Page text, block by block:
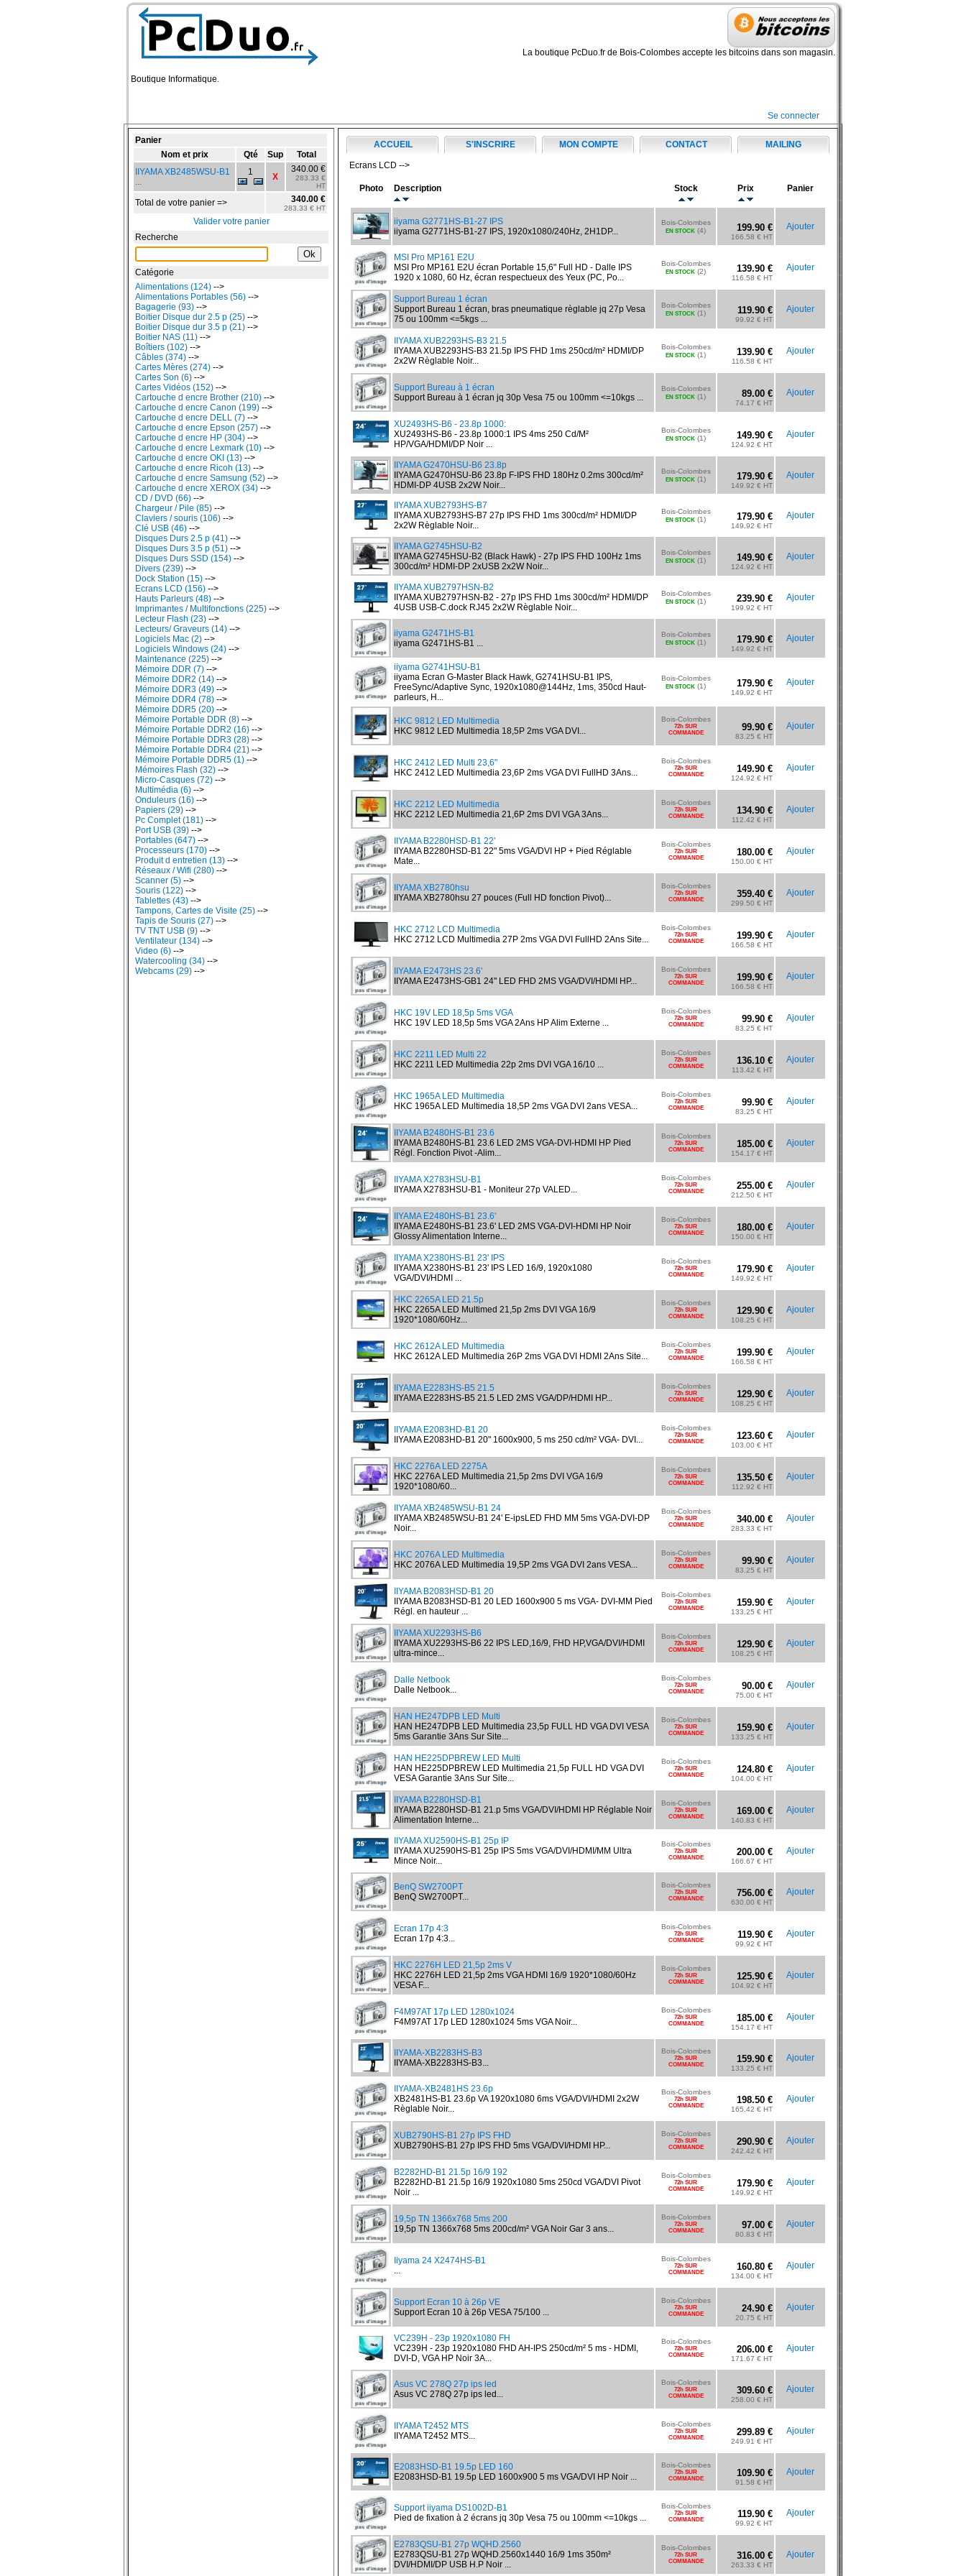
Boutique Informatique.
La boutique PcDuo.fr de Bois-Colombes accepte les bitcoins dans son magasin.
Se connecter
Panier
Nom et prix
Qté Sup
Total
IIYAMA XB2485WSU-B1
...
1 X
340.00 €
283.33 €
HT
Total de votre panier => 340.00 €
283.33 € HT
Valider votre panier
Recherche
Catégorie
Alimentations (124) -->
Alimentations Portables (56) -->
Bagagerie (93) -->
Boitier Disque dur 2.5 p (25) -->
Boitier Disque dur 3.5 p (21) -->
Boitier NAS (11) -->
Boîtiers (102) -->
Câbles (374) -->
Cartes Mères (274) -->
Cartes Son (6) -->
Cartes Vidéos (152) -->
Cartouche d encre Brother (210) -->
Cartouche d encre Canon (199) -->
Cartouche d encre DELL (7) -->
Cartouche d encre Epson (257) -->
Cartouche d encre HP (304) -->
Cartouche d encre Lexmark (10) -->
Cartouche d encre OKI (13) -->
Cartouche d encre Ricoh (13) -->
Cartouche d encre Samsung (52) -->
Cartouche d encre XEROX (34) -->
CD / DVD (66) -->
Chargeur / Pile (85) -->
Claviers / souris (106) -->
Clé USB (46) -->
Disques Durs 2.5 p (41) -->
Disques Durs 3.5 p (51) -->
Disques Durs SSD (154) -->
Divers (239) -->
Dock Station (15) -->
Ecrans LCD (156) -->
Hauts Parleurs (48) -->
Imprimantes / Multifonctions (225) -->
Lecteur Flash (23) -->
Lecteurs/ Graveurs (14) -->
Logiciels Mac (2) -->
Logiciels Windows (24) -->
Maintenance (225) -->
Mémoire DDR (7) -->
Mémoire DDR2 (14) -->
Mémoire DDR3 (49) -->
Mémoire DDR4 (78) -->
Mémoire DDR5 (20) -->
Mémoire Portable DDR (8) -->
Mémoire Portable DDR2 (16) -->
Mémoire Portable DDR3 (28) -->
Mémoire Portable DDR4 (21) -->
Mémoire Portable DDR5 (1) -->
Mémoires Flash (32) -->
Micro-Casques (72) -->
Multimédia (6) -->
Onduleurs (16) -->
Papiers (29) -->
Pc Complet (181) -->
Port USB (39) -->
Portables (647) -->
Processeurs (170) -->
Produit d entretien (13) -->
Réseaux / Wifi (280) -->
Scanner (5) -->
Souris (122) -->
Tablettes (43) -->
Tampons, Cartes de Visite (25) -->
Tapis de Souris (27) -->
TV TNT USB (9) -->
Ventilateur (134) -->
Video (6) -->
Watercooling (34) -->
Webcams (29) -->
ACCUEIL S'INSCRIRE MON COMPTE CONTACT MAILING
Ecrans LCD -->
Photo Description Stock Prix Panier
iiyama G2771HS-B1-27 IPS
iiyama G2771HS-B1-27 IPS, 1920x1080/240Hz, 2H1DP...
Bois-Colombes
EN STOCK (4) 199.90 €
166.58 € HT
Ajouter
MSI Pro MP161 E2U
MSI Pro MP161 E2U écran Portable 15,6" Full HD - Dalle IPS
1920 x 1080, 60 Hz, écran respectueux des Yeux (PC, Po...
Bois-Colombes
EN STOCK (2) 139.90 €
116.58 € HT
Ajouter
Support Bureau 1 écran
Support Bureau 1 écran, bras pneumatique règlable jq 27p Vesa
75 ou 100mm <=5kgs ...
Bois-Colombes
EN STOCK (1) 119.90 €
99.92 € HT
Ajouter
IIYAMA XUB2293HS-B3 21.5
IIYAMA XUB2293HS-B3 21.5p IPS FHD 1ms 250cd/m² HDMI/DP
2x2W Règlable Noir...
Bois-Colombes
EN STOCK (1) 139.90 €
116.58 € HT
Ajouter
Support Bureau à 1 écran
Support Bureau à 1 écran jq 30p Vesa 75 ou 100mm <=10kgs ...
Bois-Colombes
EN STOCK (1) 89.00 €
74.17 € HT
Ajouter
XU2493HS-B6 - 23.8p 1000:
XU2493HS-B6 - 23.8p 1000:1 IPS 4ms 250 Cd/M²
HP/VGA/HDMI/DP Noir ...
Bois-Colombes
EN STOCK (1) 149.90 €
124.92 € HT
Ajouter
IIYAMA G2470HSU-B6 23.8p
IIYAMA G2470HSU-B6 23.8p F-IPS FHD 180Hz 0.2ms 300cd/m²
HDMI-DP 4USB 2x2W Noir...
Bois-Colombes
EN STOCK (1) 179.90 €
149.92 € HT
Ajouter
IIYAMA XUB2793HS-B7
IIYAMA XUB2793HS-B7 27p IPS FHD 1ms 300cd/m² HDMI/DP
2x2W Règlable Noir...
Bois-Colombes
EN STOCK (1) 179.90 €
149.92 € HT
Ajouter
IIYAMA G2745HSU-B2
IIYAMA G2745HSU-B2 (Black Hawk) - 27p IPS FHD 100Hz 1ms
300cd/m² HDMI-DP 2xUSB 2x2W Noir...
Bois-Colombes
EN STOCK (1) 149.90 €
124.92 € HT
Ajouter
IIYAMA XUB2797HSN-B2
IIYAMA XUB2797HSN-B2 - 27p IPS FHD 1ms 300cd/m² HDMI/DP
4USB USB-C.dock RJ45 2x2W Règlable Noir...
Bois-Colombes
EN STOCK (1) 239.90 €
199.92 € HT
Ajouter
iiyama G2471HS-B1
iiyama G2471HS-B1 ...
Bois-Colombes
EN STOCK (1) 179.90 €
149.92 € HT
Ajouter
iiyama G2741HSU-B1
iiyama Ecran G-Master Black Hawk, G2741HSU-B1 IPS,
FreeSync/Adaptive Sync, 1920x1080@144Hz, 1ms, 350cd Haut-
parleurs, H...
Bois-Colombes
EN STOCK (1) 179.90 €
149.92 € HT
Ajouter
HKC 9812 LED Multimedia
HKC 9812 LED Multimedia 18,5P 2ms VGA DVI...
Bois-Colombes
72h SUR
COMMANDE
99.90 €
83.25 € HT
Ajouter
HKC 2412 LED Multi 23,6"
HKC 2412 LED Multimedia 23,6P 2ms VGA DVI FullHD 3Ans...
Bois-Colombes
72h SUR
COMMANDE
149.90 €
124.92 € HT
Ajouter
HKC 2212 LED Multimedia
HKC 2212 LED Multimedia 21,6P 2ms DVI VGA 3Ans...
Bois-Colombes
72h SUR
COMMANDE
134.90 €
112.42 € HT
Ajouter
IIYAMA B2280HSD-B1 22'
IIYAMA B2280HSD-B1 22" 5ms VGA/DVI HP + Pied Réglable
Mate...
Bois-Colombes
72h SUR
COMMANDE
180.00 €
150.00 € HT
Ajouter
IIYAMA XB2780hsu
IIYAMA XB2780hsu 27 pouces (Full HD fonction Pivot)...
Bois-Colombes
72h SUR
COMMANDE
359.40 €
299.50 € HT
Ajouter
HKC 2712 LCD Multimedia
HKC 2712 LCD Multimedia 27P 2ms VGA DVI FullHD 2Ans Site...
Bois-Colombes
72h SUR
COMMANDE
199.90 €
166.58 € HT
Ajouter
IIYAMA E2473HS 23.6'
IIYAMA E2473HS-GB1 24" LED FHD 2MS VGA/DVI/HDMI HP...
Bois-Colombes
72h SUR
COMMANDE
199.90 €
166.58 € HT
Ajouter
HKC 19V LED 18,5p 5ms VGA
HKC 19V LED 18,5p 5ms VGA 2Ans HP Alim Externe ...
Bois-Colombes
72h SUR
COMMANDE
99.90 €
83.25 € HT
Ajouter
HKC 2211 LED Multi 22
HKC 2211 LED Multimedia 22p 2ms DVI VGA 16/10 ...
Bois-Colombes
72h SUR
COMMANDE
136.10 €
113.42 € HT
Ajouter
HKC 1965A LED Multimedia
HKC 1965A LED Multimedia 18,5P 2ms VGA DVI 2ans VESA...
Bois-Colombes
72h SUR
COMMANDE
99.90 €
83.25 € HT
Ajouter
IIYAMA B2480HS-B1 23.6
IIYAMA B2480HS-B1 23.6 LED 2MS VGA-DVI-HDMI HP Pied
Régl. Fonction Pivot -Alim...
Bois-Colombes
72h SUR
COMMANDE
185.00 €
154.17 € HT
Ajouter
IIYAMA X2783HSU-B1
IIYAMA X2783HSU-B1 - Moniteur 27p VALED...
Bois-Colombes
72h SUR
COMMANDE
255.00 €
212.50 € HT
Ajouter
IIYAMA E2480HS-B1 23.6'
IIYAMA E2480HS-B1 23.6' LED 2MS VGA-DVI-HDMI HP Noir
Glossy Alimentation Interne...
Bois-Colombes
72h SUR
COMMANDE
180.00 €
150.00 € HT
Ajouter
IIYAMA X2380HS-B1 23' IPS
IIYAMA X2380HS-B1 23' IPS LED 16/9, 1920x1080
VGA/DVI/HDMI ...
Bois-Colombes
72h SUR
COMMANDE
179.90 €
149.92 € HT
Ajouter
HKC 2265A LED 21.5p
HKC 2265A LED Multimed 21,5p 2ms DVI VGA 16/9
1920*1080/60Hz...
Bois-Colombes
72h SUR
COMMANDE
129.90 €
108.25 € HT
Ajouter
HKC 2612A LED Multimedia
HKC 2612A LED Multimedia 26P 2ms VGA DVI HDMI 2Ans Site...
Bois-Colombes
72h SUR
COMMANDE
199.90 €
166.58 € HT
Ajouter
IIYAMA E2283HS-B5 21.5
IIYAMA E2283HS-B5 21.5 LED 2MS VGA/DP/HDMI HP...
Bois-Colombes
72h SUR
COMMANDE
129.90 €
108.25 € HT
Ajouter
IIYAMA E2083HD-B1 20
IIYAMA E2083HD-B1 20" 1600x900, 5 ms 250 cd/m² VGA- DVI...
Bois-Colombes
72h SUR
COMMANDE
123.60 €
103.00 € HT
Ajouter
HKC 2276A LED 2275A
HKC 2276A LED Multimedia 21,5p 2ms DVI VGA 16/9
1920*1080/60...
Bois-Colombes
72h SUR
COMMANDE
135.50 €
112.92 € HT
Ajouter
IIYAMA XB2485WSU-B1 24
IIYAMA XB2485WSU-B1 24' E-ipsLED FHD MM 5ms VGA-DVI-DP
Noir...
Bois-Colombes
72h SUR
COMMANDE
340.00 €
283.33 € HT
Ajouter
HKC 2076A LED Multimedia
HKC 2076A LED Multimedia 19,5P 2ms VGA DVI 2ans VESA...
Bois-Colombes
72h SUR
COMMANDE
99.90 €
83.25 € HT
Ajouter
IIYAMA B2083HSD-B1 20
IIYAMA B2083HSD-B1 20 LED 1600x900 5 ms VGA- DVI-MM Pied
Régl. en hauteur ...
Bois-Colombes
72h SUR
COMMANDE
159.90 €
133.25 € HT
Ajouter
IIYAMA XU2293HS-B6
IIYAMA XU2293HS-B6 22 IPS LED,16/9, FHD HP,VGA/DVI/HDMI
ultra-mince...
Bois-Colombes
72h SUR
COMMANDE
129.90 €
108.25 € HT
Ajouter
Dalle Netbook
Dalle Netbook...
Bois-Colombes
72h SUR
COMMANDE
90.00 €
75.00 € HT
Ajouter
HAN HE247DPB LED Multi
HAN HE247DPB LED Multimedia 23,5p FULL HD VGA DVI VESA
5ms Garantie 3Ans Sur Site...
Bois-Colombes
72h SUR
COMMANDE
159.90 €
133.25 € HT
Ajouter
HAN HE225DPBREW LED Multi
HAN HE225DPBREW LED Multimedia 21,5p FULL HD VGA DVI
VESA Garantie 3Ans Sur Site...
Bois-Colombes
72h SUR
COMMANDE
124.80 €
104.00 € HT
Ajouter
IIYAMA B2280HSD-B1
IIYAMA B2280HSD-B1 21.p 5ms VGA/DVI/HDMI HP Réglable Noir
Alimentation Interne...
Bois-Colombes
72h SUR
COMMANDE
169.00 €
140.83 € HT
Ajouter
IIYAMA XU2590HS-B1 25p IP
IIYAMA XU2590HS-B1 25p IPS 5ms VGA/DVI/HDMI/MM Ultra
Mince Noir...
Bois-Colombes
72h SUR
COMMANDE
200.00 €
166.67 € HT
Ajouter
BenQ SW2700PT
BenQ SW2700PT...
Bois-Colombes
72h SUR
COMMANDE
756.00 €
630.00 € HT
Ajouter
Ecran 17p 4:3
Ecran 17p 4:3...
Bois-Colombes
72h SUR
COMMANDE
119.90 €
99.92 € HT
Ajouter
HKC 2276H LED 21,5p 2ms V
HKC 2276H LED 21,5p 2ms VGA HDMI 16/9 1920*1080/60Hz
VESA F...
Bois-Colombes
72h SUR
COMMANDE
125.90 €
104.92 € HT
Ajouter
F4M97AT 17p LED 1280x1024
F4M97AT 17p LED 1280x1024 5ms VGA Noir...
Bois-Colombes
72h SUR
COMMANDE
185.00 €
154.17 € HT
Ajouter
IIYAMA-XB2283HS-B3
IIYAMA-XB2283HS-B3...
Bois-Colombes
72h SUR
COMMANDE
159.90 €
133.25 € HT
Ajouter
IIYAMA-XB2481HS 23.6p
XB2481HS-B1 23.6p VA 1920x1080 6ms VGA/DVI/HDMI 2x2W
Règlable Noir...
Bois-Colombes
72h SUR
COMMANDE
198.50 €
165.42 € HT
Ajouter
XUB2790HS-B1 27p IPS FHD
XUB2790HS-B1 27p IPS FHD 5ms VGA/DVI/HDMI HP...
Bois-Colombes
72h SUR
COMMANDE
290.90 €
242.42 € HT
Ajouter
B2282HD-B1 21.5p 16/9 192
B2282HD-B1 21.5p 16/9 1920x1080 5ms 250cd VGA/DVI Pivot
Noir ...
Bois-Colombes
72h SUR
COMMANDE
179.90 €
149.92 € HT
Ajouter
19,5p TN 1366x768 5ms 200
19,5p TN 1366x768 5ms 200cd/m² VGA Noir Gar 3 ans...
Bois-Colombes
72h SUR
COMMANDE
97.00 €
80.83 € HT
Ajouter
Iiyama 24 X2474HS-B1
...
Bois-Colombes
72h SUR
COMMANDE
160.80 €
134.00 € HT
Ajouter
Support Ecran 10 à 26p VE
Support Ecran 10 à 26p VESA 75/100 ...
Bois-Colombes
72h SUR
COMMANDE
24.90 €
20.75 € HT
Ajouter
VC239H - 23p 1920x1080 FH
VC239H - 23p 1920x1080 FHD AH-IPS 250cd/m² 5 ms - HDMI,
DVI-D, VGA HP Noir 3A...
Bois-Colombes
72h SUR
COMMANDE
206.00 €
171.67 € HT
Ajouter
Asus VC 278Q 27p ips led
Asus VC 278Q 27p ips led...
Bois-Colombes
72h SUR
COMMANDE
309.60 €
258.00 € HT
Ajouter
IIYAMA T2452 MTS
IIYAMA T2452 MTS...
Bois-Colombes
72h SUR
COMMANDE
299.89 €
249.91 € HT
Ajouter
E2083HSD-B1 19.5p LED 160
E2083HSD-B1 19.5p LED 1600x900 5 ms VGA/DVI HP Noir ...
Bois-Colombes
72h SUR
COMMANDE
109.90 €
91.58 € HT
Ajouter
Support iiyama DS1002D-B1
Pied de fixation à 2 écrans jq 30p Vesa 75 ou 100mm <=10kgs ...
Bois-Colombes
72h SUR
COMMANDE
119.90 €
99.92 € HT
Ajouter
E2783QSU-B1 27p WQHD.2560
E2783QSU-B1 27p WQHD.2560x1440 16/9 1ms 350m²
DVI/HDMI/DP USB H.P Noir ...
Bois-Colombes
72h SUR
COMMANDE
316.00 €
263.33 € HT
Ajouter